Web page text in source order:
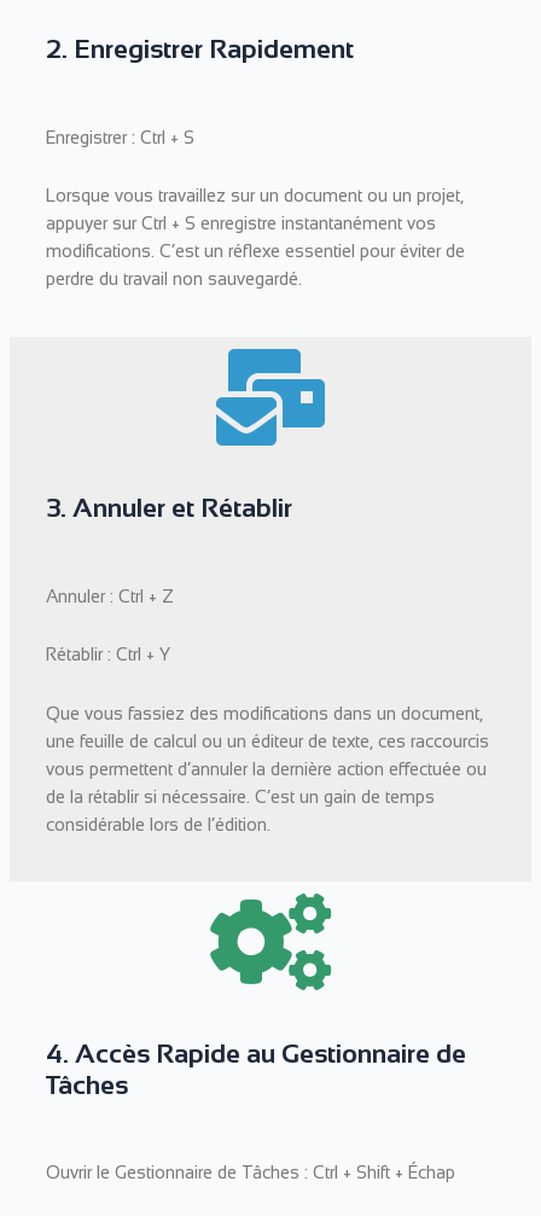
2. Enregistrer Rapidement
Enregistrer : Ctrl + S
Lorsque vous travaillez sur un document ou un projet,
appuyer sur Ctrl + S enregistre instantanément vos
modifications. C’est un réflexe essentiel pour éviter de
perdre du travail non sauvegardé.
3. Annuler et Rétablir
Annuler : Ctrl + Z
Rétablir : Ctrl + Y
Que vous fassiez des modifications dans un document,
une feuille de calcul ou un éditeur de texte, ces raccourcis
vous permettent d’annuler la dernière action effectuée ou
de la rétablir si nécessaire. C’est un gain de temps
considérable lors de l’édition.
4. Accès Rapide au Gestionnaire de
Tâches
Ouvrir le Gestionnaire de Tâches : Ctrl + Shift + Échap